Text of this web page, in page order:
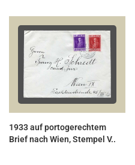
1933 auf portogerechtem
Brief nach Wien, Stempel V..